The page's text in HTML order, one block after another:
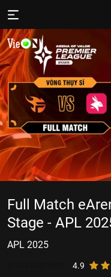
Full Match
Stage - APL
APL 2025
4.9